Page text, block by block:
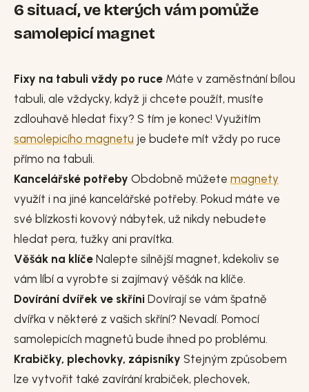
6 situací, ve kterých vám pomůže
samolepicí magnet
Fixy na tabuli vždy po ruce Máte v zaměstnání bílou
tabuli, ale vždycky, když ji chcete použít, musíte
zdlouhavě hledat fixy? S tím je konec! Využitím
samolepicího magnetu je budete mít vždy po ruce
přímo na tabuli.
Kancelářské potřeby Obdobně můžete magnety
využít i na jiné kancelářské potřeby. Pokud máte ve
své blízkosti kovový nábytek, už nikdy nebudete
hledat pera, tužky ani pravítka.
Věšák na klíče Nalepte silnější magnet, kdekoliv se
vám líbí a vyrobte si zajímavý věšák na klíče.
Dovírání dvířek ve skříni Dovírají se vám špatně
dvířka v některé z vašich skříní? Nevadí. Pomocí
samolepicích magnetů bude ihned po problému.
Krabičky, plechovky, zápisníky Stejným způsobem
lze vytvořit také zavírání krabiček, plechovek,